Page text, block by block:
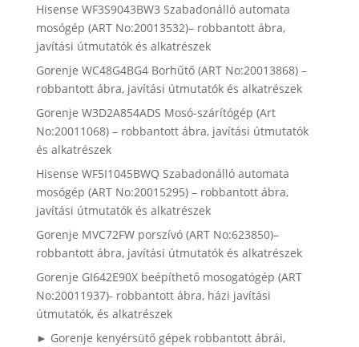
Hisense WF3S9043BW3 Szabadonálló automata
mosógép (ART No:20013532)– robbantott ábra,
javítási útmutatók és alkatrészek
Gorenje WC48G4BG4 Borhűtő (ART No:20013868) –
robbantott ábra, javítási útmutatók és alkatrészek
Gorenje W3D2A854ADS Mosó-szárítógép (Art
No:20011068) – robbantott ábra, javítási útmutatók
és alkatrészek
Hisense WF5I1045BWQ Szabadonálló automata
mosógép (ART No:20015295) – robbantott ábra,
javítási útmutatók és alkatrészek
Gorenje MVC72FW porszívó (ART No:623850)–
robbantott ábra, javítási útmutatók és alkatrészek
Gorenje GI642E90X beépíthető mosogatógép (ART
No:20011937)- robbantott ábra, házi javítási
útmutatók, és alkatrészek
► Gorenje kenyérsütő gépek robbantott ábrái,